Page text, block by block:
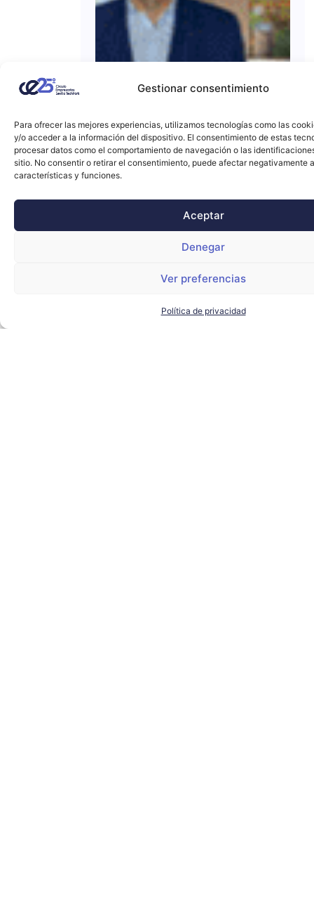
Gestionar consentimiento
Para ofrecer las mejores experiencias, utilizamos tecnologías como las
y/o acceder a la información del dispositivo. El consentimiento de estas
procesar datos como el comportamiento de navegación o las
sitio. No consentir o retirar el consentimiento, puede afectar negativamente
características y funciones.
Aceptar
Denegar
Ver preferencias
Política de privacidad